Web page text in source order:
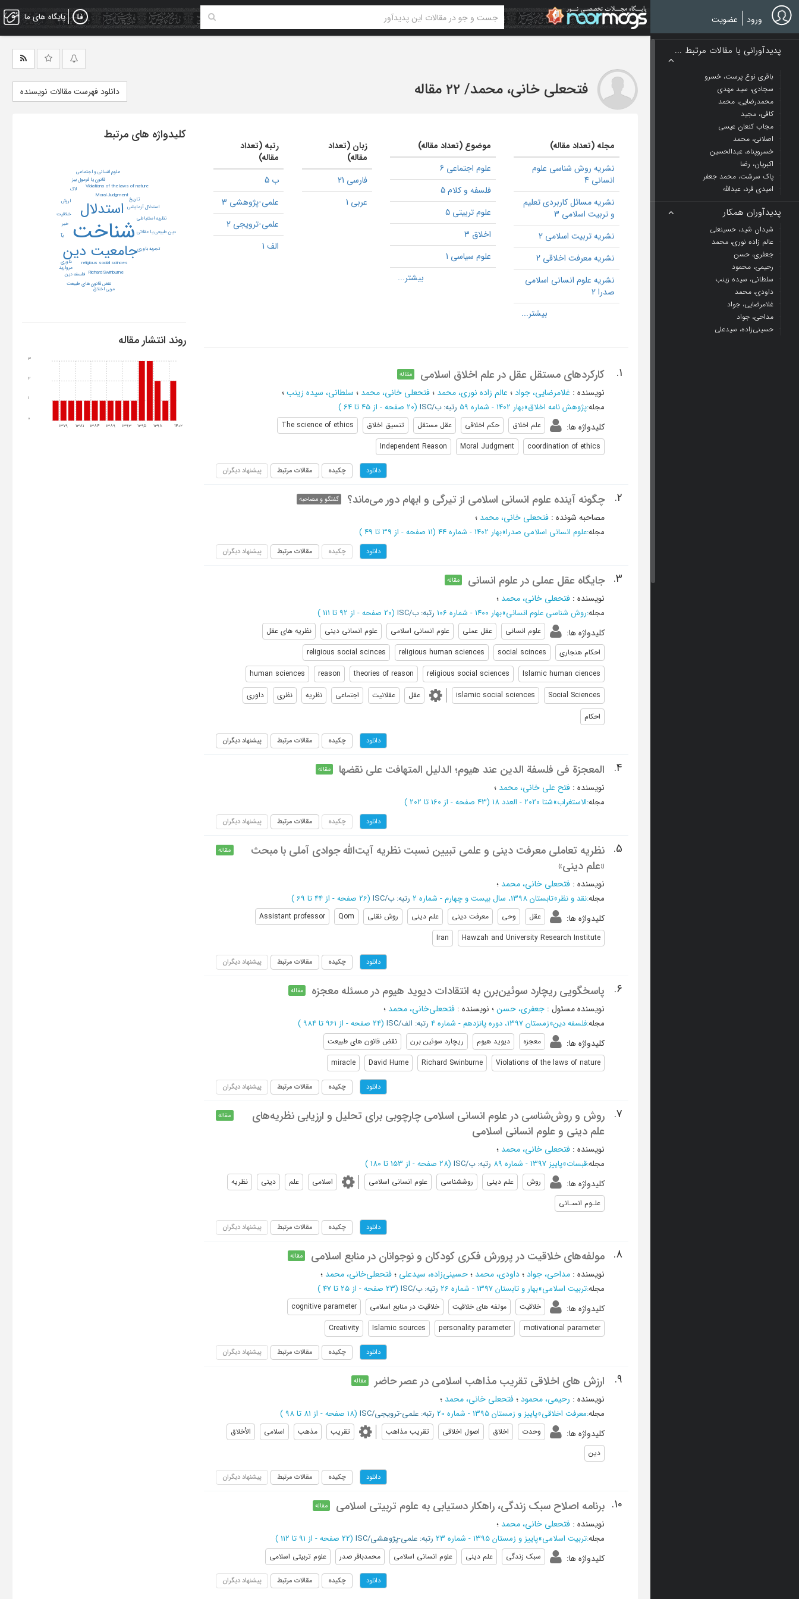
Skip
to
main
پایگاه های ما ورود عضویت
پدیدآورانی با مقالات مرتبط ...
باقری نوع پرست، خسرو
سجادی، سید مهدی
محمدرضایی، محمد
کافي، مجید
مجاب کنعان عیسی
اصلانی، محمد
خسروپناه، عبدالحسین
اکبریان، رضا
پاک سرشت، محمد جعفر
امیدی فرد، عبدالله
پدیدآوران همکار
شیدان شید، حسینعلی
عالم زاده نوری، محمد
جعفری، حسن
رحیمی، محمود
سلطانی، سیده زینب
داودی، محمد
غلامرضایی، جواد
مداحی، جواد
حسینی‌زاده، سید‌علی
فتحعلی خانی، محمد/ 22 مقاله دانلود فهرست مقالات نویسنده
مجله (تعداد مقاله)
نشریه روش شناسی علوم
انسانی 4
نشریه مسائل کاربردی تعلیم
و تربیت اسلامی 3
نشریه تربیت اسلامی 2
نشریه معرفت اخلاقی 2
نشریه علوم انسانی اسلامی
صدرا 2
موضوع (تعداد مقاله)
علوم اجتماعی 6
فلسفه و کلام 5
علوم تربیتی 5
اخلاق 3
علوم سیاسی 1
زبان (تعداد
مقاله)
فارسی 21
عربی 1
رتبه (تعداد
مقاله)
ب 5
علمی-پژوهشی 3
علمی-ترویجی 2
الف 1
1. کارکردهای مستقل عقل در علم اخلاق اسلامی مقاله
نویسنده : غلامرضایی، جواد؛ عالم زاده نوری، محمد ؛فتحعلی خانی، محمد ؛ سلطانی، سیده زینب؛
مجله:پژوهش نامه اخلاق»بهار 1402 - شماره 59 رتبه: ب/ISC (‎20 صفحه - از 45 تا 64 )
کلیدواژه ها: علم اخلاق حکم اخلاقی عقل مستقل تنسیق اخلاق
The science of ethics
coordination of ethics
Moral Judgment
Independent Reason
دانلود چکیده مقالات مرتبط پیشنهاد دیگران
2. چگونه آینده علوم انسانی اسلامی از تیرگی و ابهام دور می‌ماند؟ گفتگو و مصاحبه
مصاحبه شونده : فتحعلی خانی، محمد ؛
مجله:علوم انسانی اسلامی صدرا»بهار 1402 - شماره 44 (‎11 صفحه - از 39 تا 49 )
دانلود چکیده مقالات مرتبط پیشنهاد دیگران
3. جایگاه عقل عملی در علوم انسانی مقاله
نویسنده : فتحعلی خانی، محمد ؛
مجله:روش شناسی علوم انسانی»بهار 1400 - شماره 106 رتبه: ب/ISC (‎20 صفحه - از 92 تا 111 )
کلیدواژه ها: علوم انسانی عقل عملی علوم انسانی اسلامی علوم انسانی دینی
نظریه های عقل
احکام هنجاری
social scinces
religious human sciences
religious social scinces
Islamic human ciences
religious social sciences
theories of reason
reason
human sciences
Social Sciences
islamic social sciences عقل عقلانیت اجتماعی نظریه نظری
داوری
احکام
دانلود چکیده مقالات مرتبط پیشنهاد دیگران
4. المعجزة في فلسفة الدين عند هيوم؛ الدلیل المتهافت علی نقضها مقاله
نویسنده : فتح علي خاني، محمد ؛
مجله:الاستغراب»شتا 2020 - العدد 18 (‎43 صفحه - از 160 تا 202 )
دانلود چکیده مقالات مرتبط پیشنهاد دیگران
5.
نظریه تعاملی معرفت دینی و علمی تبیین نسبت نظریه آیت‌الله جوادی آملی با مبحث
«علم دینی»
مقاله
نویسنده : فتحعلی خانی، محمد ؛
مجله:نقد و نظر»تابستان 1398، سال بیست و چهارم - شماره 2 رتبه: ب/ISC (‎26 صفحه - از 44 تا 69 )
کلیدواژه ها: عقل وحی معرفت دینی علم دینی روش نقلی Qom
Assistant professor
Hawzah and University Research Institute
Iran
دانلود چکیده مقالات مرتبط پیشنهاد دیگران
6. پاسخگویی ریچارد سوئین‌برن به انتقادات دیوید هیوم در مسئله معجزه مقاله
نویسنده مسئول : جعفری، حسن؛ نویسنده : فتحعلی‌خانی، محمد ؛
مجله:فلسفه دین»زمستان 1397، دوره پانزدهم - شماره 4 رتبه: الف/ISC (‎24 صفحه - از 961 تا 984 )
کلیدواژه ها: معجزه دیوید هیوم ریچارد سوئین برن
نقض قانون های طبیعت
Violations of the laws of nature
Richard Swinburne
David Hume
miracle
دانلود چکیده مقالات مرتبط پیشنهاد دیگران
7.
روش و روش‌شناسی در علوم انسانی اسلامی چارچوبی برای تحلیل و ارزیابی نظریه‌های
علم دینی و علوم انسانی اسلامی
مقاله
نویسنده : فتحعلی خانی، محمد ؛
مجله:قبسات»پاییز 1397 - شماره 89 رتبه: ب/ISC (‎28 صفحه - از 153 تا 180 )
کلیدواژه ها: روش علم دینی روش­شناسی علوم انسانی اسلامی اسلامی علم دینی
نظریه
علـوم انسـانی
دانلود چکیده مقالات مرتبط پیشنهاد دیگران
8. مولفه‌های خلاقیت در پرورش فکری کودکان و نوجوانان در منابع اسلامی مقاله
نویسنده : مداحی، جواد؛داودی، محمد ؛حسینی‌زاده، سید‌علی ؛فتحعلی‌خانی، محمد ؛
مجله:تربیت اسلامی»بهار و تابستان 1397 - شماره 26 رتبه: ب/ISC (‎23 صفحه - از 25 تا 47 )
کلیدواژه ها: خلاقیت مولفه های خلاقیت خلاقیت در منابع اسلامی
cognitive parameter
motivational parameter
personality parameter
Islamic sources
Creativity
دانلود چکیده مقالات مرتبط پیشنهاد دیگران
9. ارزش های اخلاقی تقریب مذاهب اسلامی در عصر حاضر مقاله
نویسنده : رحیمی، محمود؛فتحعلی خانی، محمد ؛
مجله:معرفت اخلاقی»پاییز و زمستان 1395 - شماره 20 رتبه: علمی-ترویجی/ISC (‎18 صفحه - از 81 تا 98 )
کلیدواژه ها: وحدت اخلاق اصول اخلاقی تقریب مذاهب تقریب مذهب اسلامی
الأخلاق
دین
دانلود چکیده مقالات مرتبط پیشنهاد دیگران
10. برنامه اصلاح سبک زندگی، راهکار دستیابی به علوم تربیتی اسلامی مقاله
نویسنده : فتحعلی خانی، محمد ؛
مجله:تربیت اسلامی»پاییز و زمستان 1395 - شماره 23 رتبه: علمی-پژوهشی/ISC (‎22 صفحه - از 91 تا 112 )
کلیدواژه ها: سبک زندگی علم دینی علوم انسانی اسلامی محمدباقر صدر علوم تربیتی اسلامی
دانلود چکیده مقالات مرتبط پیشنهاد دیگران
کلیدواژه های مرتبط
شناخت
جامعیت دین
استدلال
Moral Judgment
religious social scinces
Richard Swinburne
Violations of the laws of nature
استدلال آزمایشی
تجربه باوری
خلاقیت
خیر
دین طبیعی یا عقلانی
قانون یا فرمول بیز
نظریه استنباطی
نقض قانون های طبیعت
ارزش
بآ
تاریخ
داوری
علوم انسانی و اجتماعی
فلسفه دین
لاک
مربی اخلاق
مروارید
روند انتشار مقاله
1379 1381 1384 1389 1393 1395 1398 1402
0
1
2
3